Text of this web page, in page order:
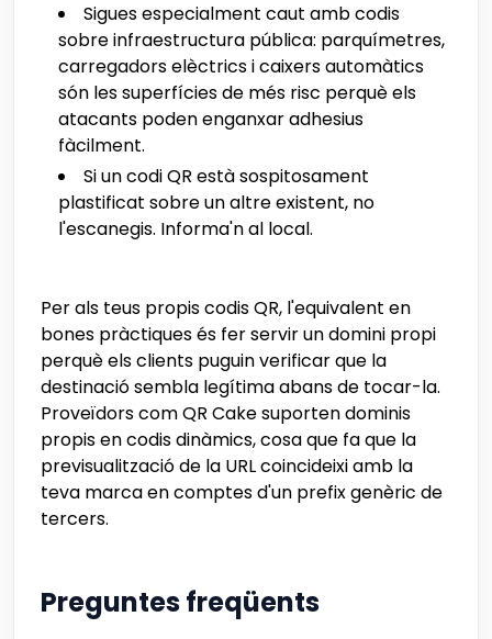
Sigues especialment caut amb codis
sobre infraestructura pública: parquímetres,
carregadors elèctrics i caixers automàtics
són les superfícies de més risc perquè els
atacants poden enganxar adhesius
fàcilment.
Si un codi QR està sospitosament
plastificat sobre un altre existent, no
l'escanegis. Informa'n al local.
Per als teus propis codis QR, l'equivalent en
bones pràctiques és fer servir un domini propi
perquè els clients puguin verificar que la
destinació sembla legítima abans de tocar-la.
Proveïdors com QR Cake suporten dominis
propis en codis dinàmics, cosa que fa que la
previsualització de la URL coincideixi amb la
teva marca en comptes d'un prefix genèric de
tercers.
Preguntes freqüents